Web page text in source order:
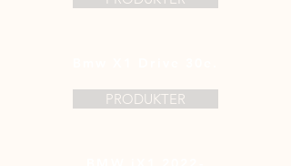
PRODUKTER